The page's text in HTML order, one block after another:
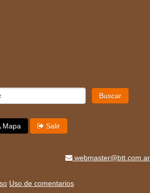
Buscar
Mapa Salir
webmaster@btt.com.ar
Uso de comentarios